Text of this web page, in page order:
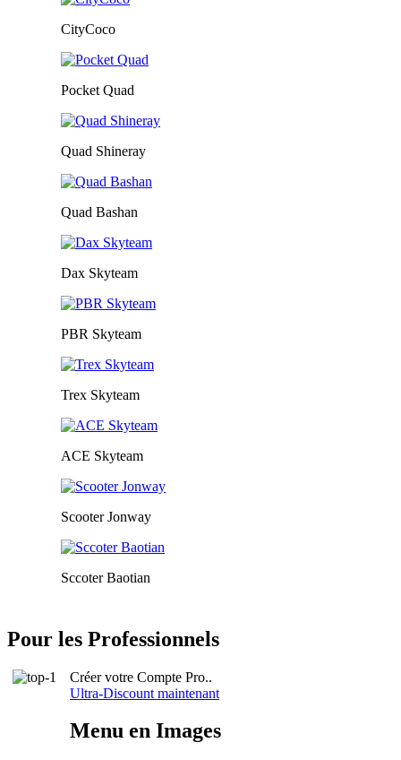
CityCoco
Pocket Quad
Quad Shineray
Quad Bashan
Dax Skyteam
PBR Skyteam
Trex Skyteam
ACE Skyteam
Scooter Jonway
Sccoter Baotian
Pour les Professionnels
Créer votre Compte Pro..
Ultra-Discount maintenant
Menu en Images